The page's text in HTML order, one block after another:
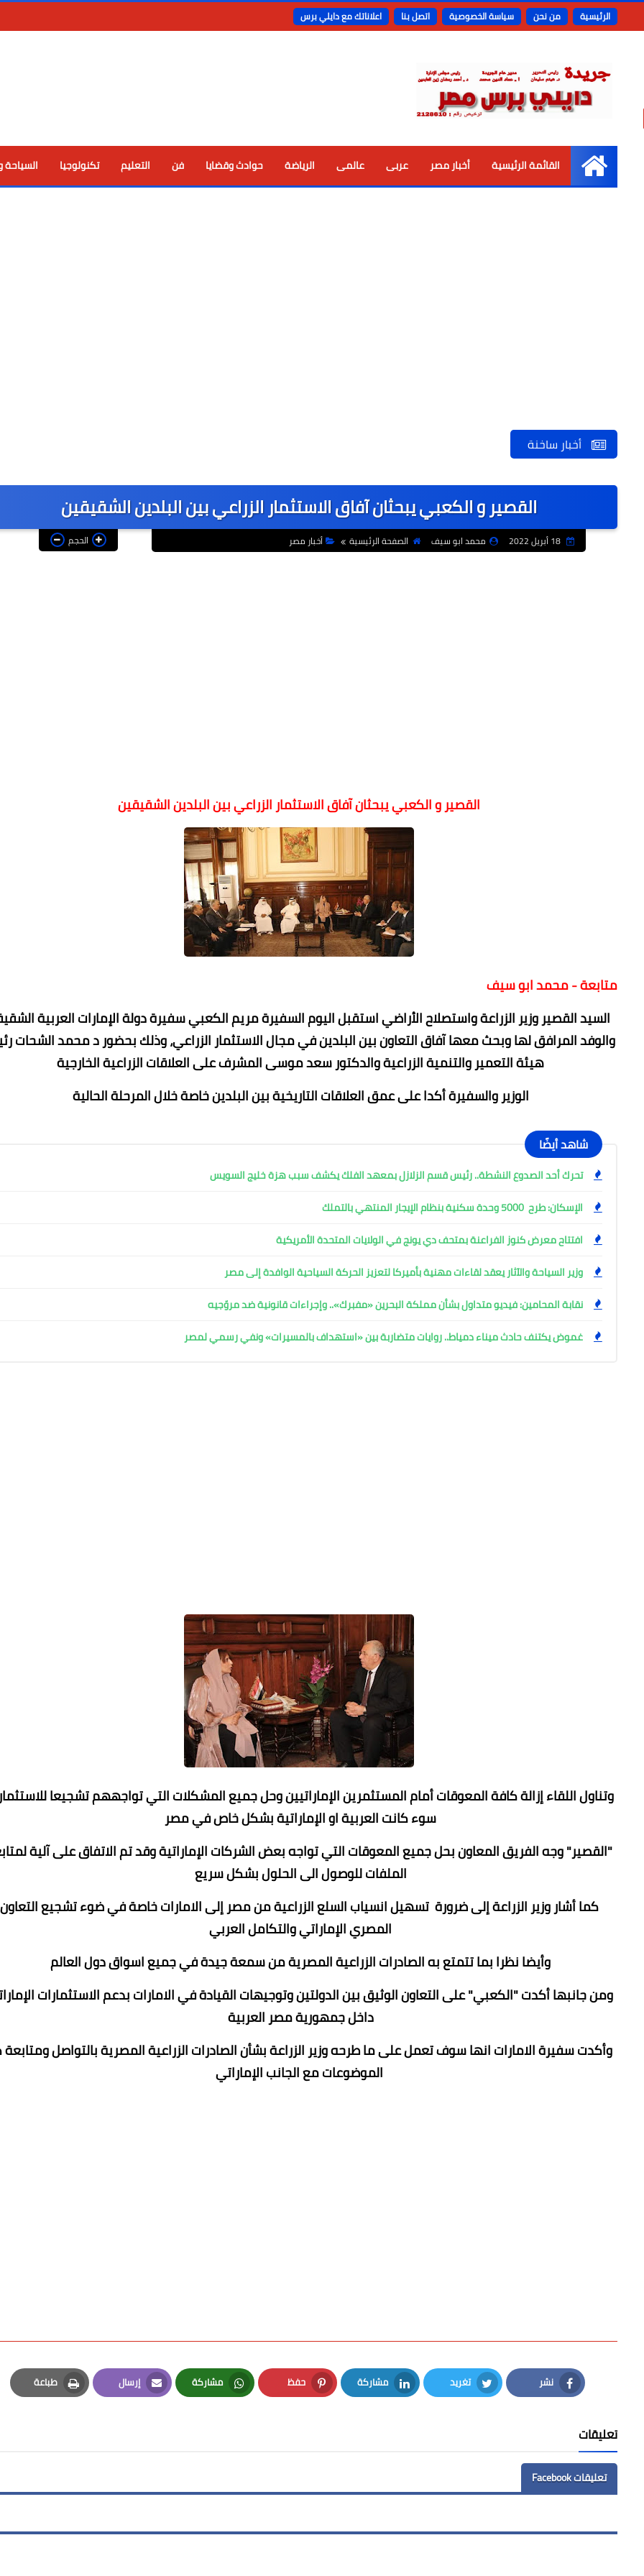
الرئيسية من نحن سياسة الخصوصية اتصل بنا اعلاناتك مع دايلي برس
الرئيسية
القائمة الرئيسية أخبار مصر عربى عالمى الرياضة حوادث وقضايا فن التعليم تكنولوجيا السياحة
أخبار ساخنة
القصير و الكعبي يبحثان آفاق الاستثمار الزراعي بين البلدين الشقيقين
18 أبريل 2022 محمد ابو سيف الصفحة الرئيسية أخبار مصر الحجم
القصير و الكعبي يبحثان آفاق الاستثمار الزراعي بين البلدين الشقيقين
متابعة - محمد ابو سيف
السيد القصير وزير الزراعة واستصلاح الأراضي استقبل اليوم السفيرة مريم الكعبي سفيرة دولة الإمارات العربية
والوفد المرافق لها وبحث معها آفاق التعاون بين البلدين في مجال الاستثمار الزراعي، وذلك بحضور د محمد الشحات
هيئة التعمير والتنمية الزراعية والدكتور سعد موسى المشرف على العلاقات الزراعية الخارجية
الوزير والسفيرة أكدا على عمق العلاقات التاريخية بين البلدين خاصة خلال المرحلة الحالية
شاهد أيضًا
تحرك أحد الصدوع النشطة.. رئيس قسم الزلازل بمعهد الفلك يكشف سبب هزة خليج السويس
الإسكان: طرح 5000 وحدة سكنية بنظام الإيجار المنتهي بالتملك
افتتاح معرض كنوز الفراعنة بمتحف دي يونج في الولايات المتحدة الأمريكية
وزير السياحة والآثار يعقد لقاءات مهنية بأميركا لتعزيز الحركة السياحية الوافدة إلى مصر
نقابة المحامين: فيديو متداول بشأن مملكة البحرين «مفبرك».. وإجراءات قانونية ضد مروّجيه
غموض يكتنف حادث ميناء دمياط.. روايات متضاربة بين «استهداف بالمسيرات» ونفي رسمي لمصر
وتناول اللقاء إزالة كافة المعوقات أمام المستثمرين الإماراتيين وحل جميع المشكلات التي تواجههم تشجيعا
سوء كانت العربية او الإماراتية بشكل خاص في مصر
"القصير" وجه الفريق المعاون بحل جميع المعوقات التي تواجه بعض الشركات الإماراتية وقد تم الاتفاق على آلية
الملفات للوصول الى الحلول بشكل سريع
كما أشار وزير الزراعة إلى ضرورة تسهيل انسياب السلع الزراعية من مصر إلى الامارات خاصة في ضوء تشجيع التعاون
المصري الإماراتي والتكامل العربي
وأيضا نظرا بما تتمتع به الصادرات الزراعية المصرية من سمعة جيدة في جميع اسواق دول العالم
ومن جانبها أكدت "الكعبي" على التعاون الوثيق بين الدولتين وتوجيهات القيادة في الامارات بدعم الاستثمارات
داخل جمهورية مصر العربية
وأكدت سفيرة الامارات انها سوف تعمل على ما طرحه وزير الزراعة بشأن الصادرات الزراعية المصرية بالتواصل
الموضوعات مع الجانب الإماراتي
نشر
Facebook
تغريد
Twitter
مشاركة
LinkedIn
حفظ
Pinterest
مشاركة
Whatsapp
إرسال
Email
طباعة
Print
تعليقات
تعليقات Facebook